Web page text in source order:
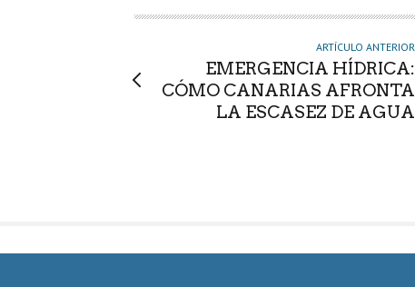
R
ARTÍCULO ANTERIOR
EMERGENCIA HÍDRICA:
CÓMO CANARIAS AFRONTA
LA ESCASEZ DE AGUA